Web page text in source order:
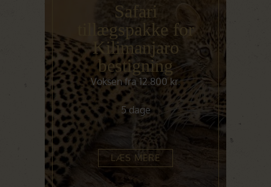
Safari
tillægspakke for
Kilimanjaro
bestigning
Voksen fra 12.800 kr.
5 dage
LÆS MERE